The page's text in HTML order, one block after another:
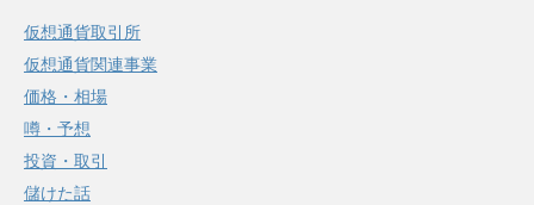
仮想通貨取引所
仮想通貨関連事業
価格・相場
噂・予想
投資・取引
儲けた話